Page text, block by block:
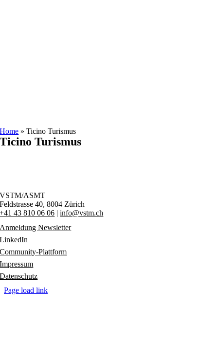
Home »Ticino Turismus
Ticino Turismus
VSTM/ASMT
Feldstrasse 40,8004 Zürich
+41 43 810 06 06 |info@vstm.ch
Anmeldung Newsletter
LinkedIn
Community-Plattform
Impressum
Datenschutz
Page load link